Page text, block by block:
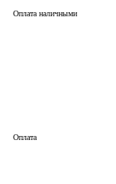
Оплата наличными
Оплата